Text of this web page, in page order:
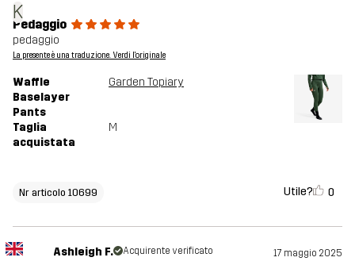
K
Pedaggio
pedaggio
La presente è una traduzione. Verdi l'originale
Waffle
Baselayer
Pants
Garden Topiary
Taglia
acquistata
M
Nr articolo 10699 Utile? 0
Ashleigh F. Acquirente verificato 17 maggio 2025